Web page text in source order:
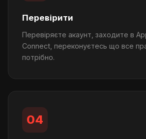
Перевірити
Перевіряєте акаунт, заходите в
Connect, переконуєтесь що все
потрібно.
04